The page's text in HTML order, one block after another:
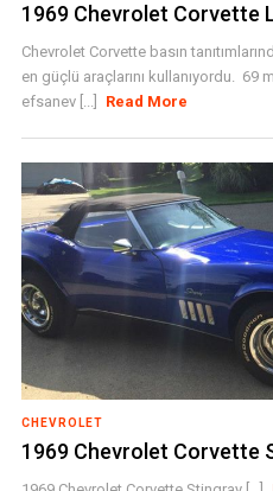
1969 Chevrolet Corvette
Chevrolet Corvette basın
en güçlü araçlarını kullanıyordu. 69
efsanev [...]
Read More
CHEVROLET
1969 Chevrolet Corvette